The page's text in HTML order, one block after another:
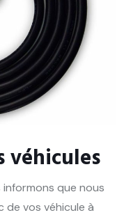
véhicules
que nous
vos véhicule à